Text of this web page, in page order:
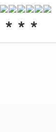
* * *